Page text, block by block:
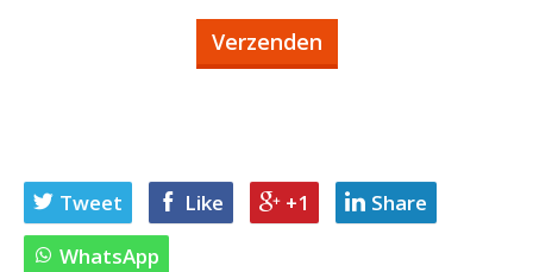
Tweet Like +1
Share
WhatsApp